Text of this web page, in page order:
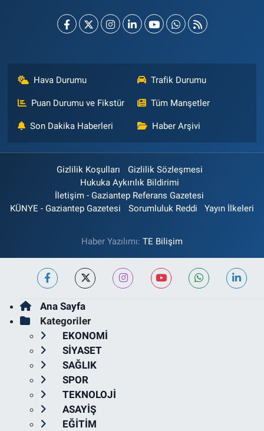
Hava Durumu Trafik Durumu
Puan Durumu ve Fikstür Tüm Manşetler
Son Dakika Haberleri Haber Arşivi
Gizlilik Koşulları
Gizlilik Sözleşmesi
Hukuka Aykırılık Bildirimi
İletişim - Gaziantep Referans Gazetesi
KÜNYE - Gaziantep Gazetesi
Sorumluluk Reddi Yayın İlkeleri
Haber Yazılımı: TE Bilişim
Ana Sayfa
Kategoriler
EKONOMİ
SİYASET
SAĞLIK
SPOR
TEKNOLOJİ
ASAYİŞ
EĞİTİM